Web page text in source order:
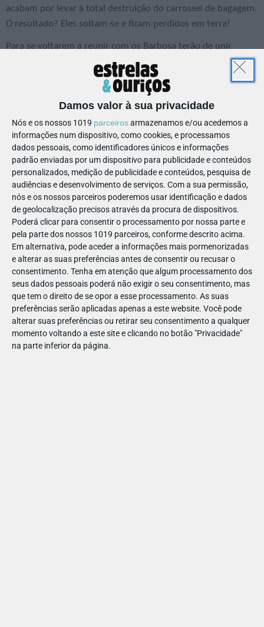
Damos valor à sua privacidade
Nós e os nossos 1019 parceirosarmazenamos e/ou acedemos a
informações num dispositivo, como cookies, e processamos
dados pessoais, como identificadores únicos e informações
padrão enviadas por um dispositivo para publicidade e conteúdos
personalizados, medição de publicidade e conteúdos, pesquisa de
audiências e desenvolvimento de serviços. Com a sua permissão,
nós e os nossos parceiros poderemos usar identificação e dados
de geolocalização precisos através da procura de dispositivos.
Poderá clicar para consentir o processamento por nossa parte e
pela parte dos nossos 1019 parceiros, conforme descrito acima.
Em alternativa, pode aceder a informações mais pormenorizadas
e alterar as suas preferências antes de consentir ou recusar o
consentimento. Tenha em atenção que algum processamento dos
seus dados pessoais poderá não exigir o seu consentimento, mas
que tem o direito de se opor a esse processamento. As suas
preferências serão aplicadas apenas a este website. Você pode
alterar suas preferências ou retirar seu consentimento a qualquer
momento voltando a este site e clicando no botão "Privacidade"
na parte inferior da página.
acabam por levar à total destruição do carrossel de bagagem.
O resultado? Eles soltam-se e ficam perdidos em terra!
Para se voltarem a reunir com os Barbosa terão de unir
forças e protegerem-se mutuamente dos perigos do
assustador mundo da rua.
Será que vão ultrapassar aquilo que os afasta?
Vozes portuguesas:Afonso Pimentel, Mariana Pacheco,
Bruno Ferreira, Renata Belo, e Mário Bomba.
Por: Outsider Films
Se gostou deste artigo: